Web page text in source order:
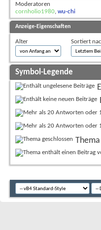
Moderatoren
cornholio1980, wu-chi
Anzeige-Eigenschaften
Alter Sortiert
Symbol-Legende